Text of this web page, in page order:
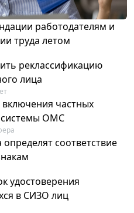
работодателям и
труда летом
реклассификацию
лица
частных
системы ОМС
соответствие
удостоверения
в СИЗО лиц